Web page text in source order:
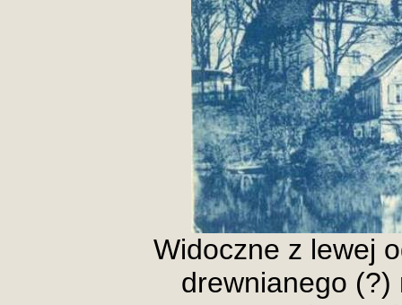
Widoczne z lewej
drewnianego (?)